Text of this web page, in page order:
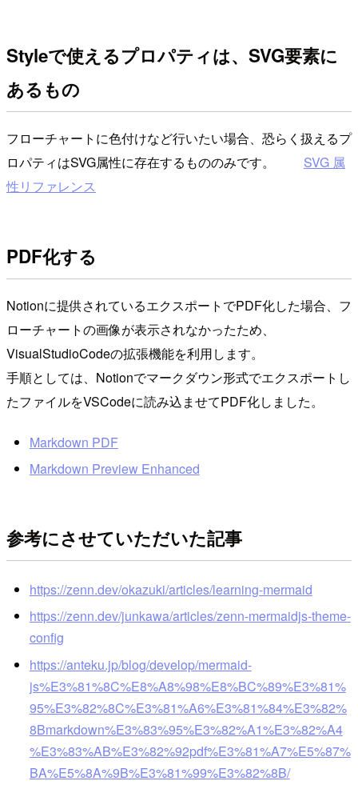
Styleで使えるプロパティは、SVG要素に
あるもの
フローチャートに色付けなど行いたい場合、恐らく扱えるプ
ロパティはSVG属性に存在するもののみです。 SVG 属
性リファレンス
PDF化する
Notionに提供されているエクスポートでPDF化した場合、フ
ローチャートの画像が表示されなかったため、
VisualStudioCodeの拡張機能を利用します。
手順としては、Notionでマークダウン形式でエクスポートし
たファイルをVSCodeに読み込ませてPDF化しました。
Markdown PDF
Markdown Preview Enhanced
参考にさせていただいた記事
https://zenn.dev/okazuki/articles/learning-mermaid
https://zenn.dev/junkawa/articles/zenn-mermaidjs-theme-
config
https://anteku.jp/blog/develop/mermaid-
js%E3%81%8C%E8%A8%98%E8%BC%89%E3%81%
95%E3%82%8C%E3%81%A6%E3%81%84%E3%82%
8Bmarkdown%E3%83%95%E3%82%A1%E3%82%A4
%E3%83%AB%E3%82%92pdf%E3%81%A7%E5%87%
BA%E5%8A%9B%E3%81%99%E3%82%8B/